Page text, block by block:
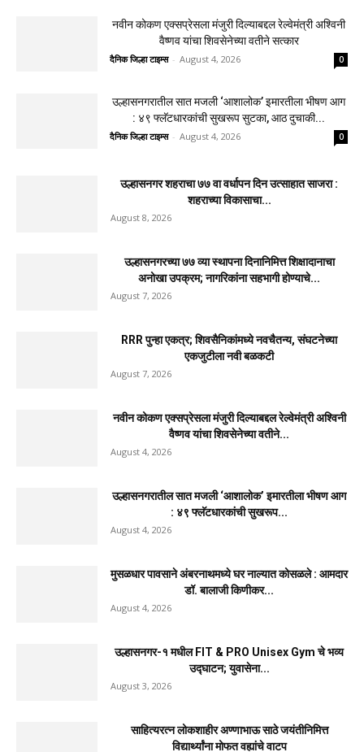
नवीन कोकण एक्सप्रेसला मंजुरी दिल्याबद्दल रेल्वेमंत्री अश्विनी
वैष्णव यांचा शिवसेनेच्या वतीने सत्कार
दैनिक जिल्हा टाइम्स - August 4, 2026 0
उल्हासनगरातील सात मजली ‘आशालोक’ इमारतीला भीषण आग
: ४९ फ्लॅटधारकांची सुखरूप सुटका, आठ दुचाकी...
दैनिक जिल्हा टाइम्स - August 4, 2026 0
उल्हासनगर शहराचा ७७ वा वर्धापन दिन उत्साहात साजरा :
शहराच्या विकासाचा...
August 8, 2026
उल्हासनगरच्या ७७ व्या स्थापना दिनानिमित्त शिक्षादानाचा
अनोखा उपक्रम; नागरिकांना सहभागी होण्याचे...
August 7, 2026
RRR पुन्हा एकत्र; शिवसैनिकांमध्ये नवचैतन्य, संघटनेच्या
एकजुटीला नवी बळकटी
August 7, 2026
नवीन कोकण एक्सप्रेसला मंजुरी दिल्याबद्दल रेल्वेमंत्री अश्विनी
वैष्णव यांचा शिवसेनेच्या वतीने...
August 4, 2026
उल्हासनगरातील सात मजली ‘आशालोक’ इमारतीला भीषण आग
: ४९ फ्लॅटधारकांची सुखरूप...
August 4, 2026
मुसळधार पावसाने अंबरनाथमध्ये घर नाल्यात कोसळले : आमदार
डॉ. बालाजी किणीकर...
August 4, 2026
उल्हासनगर-१ मधील FIT & PRO Unisex Gym चे भव्य
उद्घाटन; युवासेना...
August 3, 2026
साहित्यरत्न लोकशाहीर अण्णाभाऊ साठे जयंतीनिमित्त
विद्यार्थ्यांना मोफत वह्यांचे वाटप